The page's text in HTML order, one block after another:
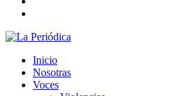
Inicio
Nosotras
Voces